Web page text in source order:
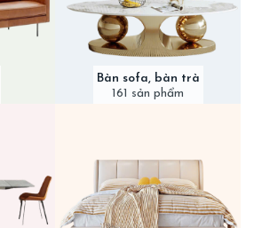
Bàn sofa, bàn trà
161 sản phẩm